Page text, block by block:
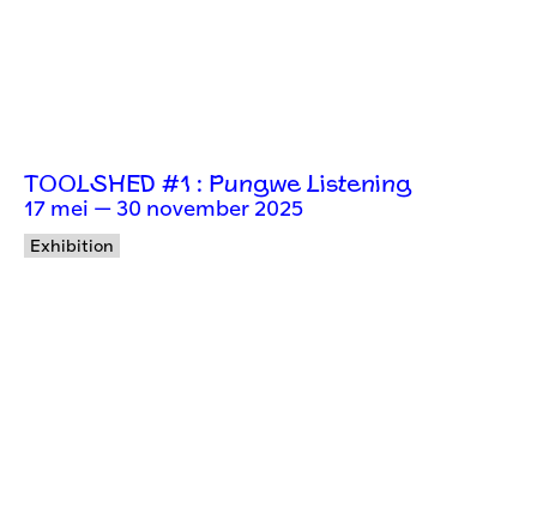
TOOLSHED #1 : Pungwe Listening
17 mei — 30 november 2025
Exhibition